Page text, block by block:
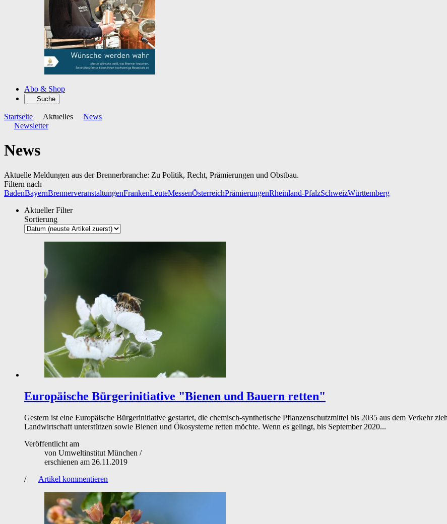
Abo & Shop
Suche
Startseite Aktuelles
News
Newsletter
News
Aktuelle Meldungen aus der Brennerbranche: Zu Politik, Recht, Prämierungen und Obstbau.
Filtern nach
BadenBayernBrennerveranstaltungenFrankenLeuteMessenÖsterreichPrämierungenRheinland-PfalzSchweizWürttemberg
Aktueller Filter
Sortierung
Europäische Bürgerinitiative "Bienen und Bauern retten"
Gestern ist eine Europäische Bürgerinitiative gestartet, die chemisch-synthetische Pflanzenschutzmittel bis 2035 aus dem Verkehr
Landwirtschaft unterstützen sowie Bienen und Ökosysteme retten möchte. Wenn es gelingt, bis September 2020...
Veröffentlicht am
von Umweltinstitut München /
erschienen am 26.11.2019
/
Artikel kommentieren